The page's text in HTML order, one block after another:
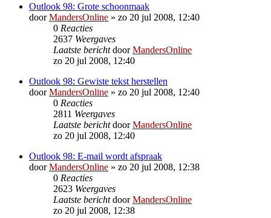
Outlook 98: Grote schoonmaak
doorMandersOnline » zo 20 jul 2008, 12:40
0 Reacties
2637 Weergaves
Laatste berichtdoorMandersOnline
zo 20 jul 2008, 12:40
Outlook 98: Gewiste tekst herstellen
doorMandersOnline » zo 20 jul 2008, 12:40
0 Reacties
2811 Weergaves
Laatste berichtdoorMandersOnline
zo 20 jul 2008, 12:40
Outlook 98: E-mail wordt afspraak
doorMandersOnline » zo 20 jul 2008, 12:38
0 Reacties
2623 Weergaves
Laatste berichtdoorMandersOnline
zo 20 jul 2008, 12:38